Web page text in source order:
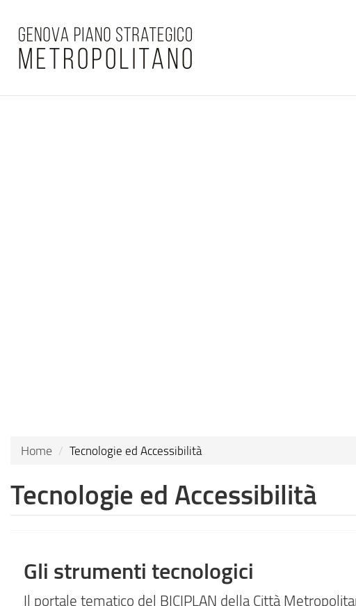
Home Tecnologie ed Accessibilità
Tecnologie ed Accessibilità
Gli strumenti tecnologici
Il portale tematico del BICIPLAN della Città